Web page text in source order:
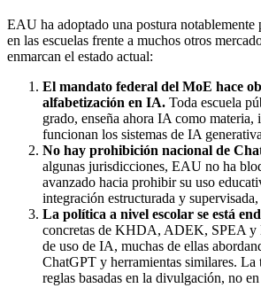
EAU ha adoptado una postura notablemente
en las escuelas frente a muchos otros
enmarcan el estado actual:
El mandato federal del MoE hace
alfabetización en IA. Toda escuela
grado, enseña ahora IA como
funcionan los sistemas de IA
No hay prohibición nacional de
algunas jurisdicciones, EAU no ha
avanzado hacia prohibir su uso
integración estructurada y
La política a nivel escolar se está
concretas de KHDA, ADEK, SPEA y
de uso de IA, muchas de ellas
ChatGPT y herramientas similares. La
reglas basadas en la divulgación, no